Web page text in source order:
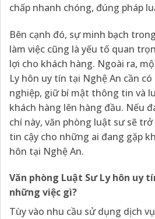
chấp nhanh chóng, đúng pháp
Bên cạnh đó, sự minh bạch
làm việc cũng là yếu tố quan
lợi cho khách hàng. Ngoài ra,
Ly hôn uy tín tại Nghệ An cần
nghiệp, giữ bí mật thông tin và
khách hàng lên hàng đầu. Nếu
chí này, văn phòng luật sư sẽ
tin cậy cho những ai đang gặp
hôn tại Nghệ An.
Văn phòng Luật Sư Ly hôn uy
những việc gì?
Tùy vào nhu cầu sử dụng dịch